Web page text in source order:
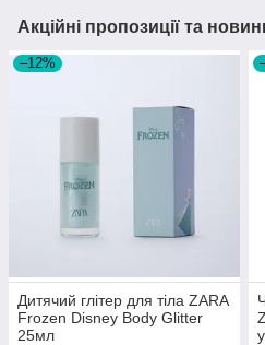
Акційні пропозиції та
–12%
Дитячий глітер для тіла ZARA
Frozen Disney Body Glitter
25мл